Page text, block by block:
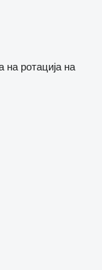
на ротација на